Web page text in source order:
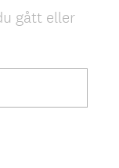
gått eller